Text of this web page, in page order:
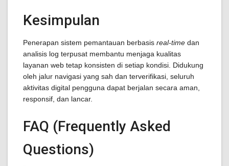
Kesimpulan
Penerapan sistem pemantauan berbasis real-time dan
analisis log terpusat membantu menjaga kualitas
layanan web tetap konsisten di setiap kondisi. Didukung
oleh jalur navigasi yang sah dan terverifikasi, seluruh
aktivitas digital pengguna dapat berjalan secara aman,
responsif, dan lancar.
FAQ (Frequently Asked
Questions)